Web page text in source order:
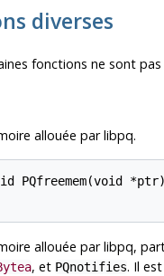
diverses
fonctions ne sont
allouée parlibpq.
PQfreemem(void
allouée parlibpq,
, et PQnotifies. Il